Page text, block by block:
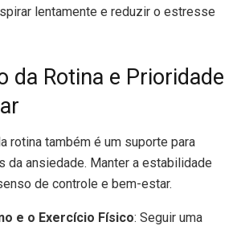
lentamente e reduzir o estresse
da Rotina e Prioridade
rotina também é um suporte para
da ansiedade. Manter a estabilidade
de controle e bem-estar.
e o Exercício Físico: Seguir uma